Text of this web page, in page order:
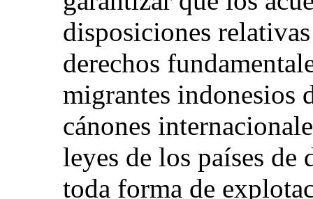
disposiciones
derechos
migrantes indonesios
cánones
leyes de los países
toda forma de